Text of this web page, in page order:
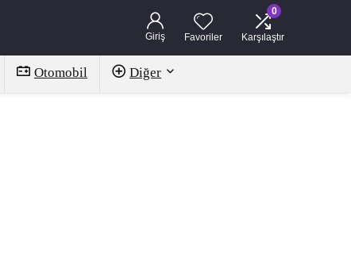
Giriş Favoriler
0
Karşılaştır
Otomobil Diğer